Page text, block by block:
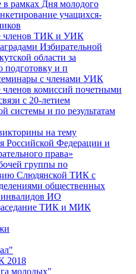
рамках Дня молодого
учащихся-
членов ТИК и УИК
Избирательной
области за
подготовку и п
с членами УИК
комиссий почетными
с 20-летием
системы и по результатам
на тему
Российской Федерации и
права»
группы по
Слюдянской ТИК с
общественных
инвалидов ИО
ТИК и МИК
2018
молодых"